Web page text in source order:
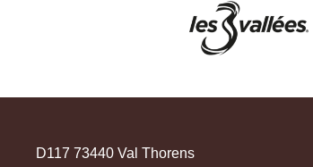
D117 73440 Val Thorens